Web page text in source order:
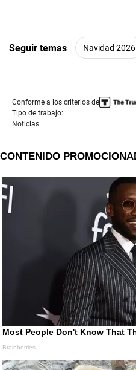
Seguir temas Navidad 2026
Conforme a los criterios de
Tipo de trabajo:
Noticias